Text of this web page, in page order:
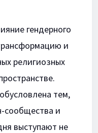
гендерного
и
религиозных
тем,
сообщества и
выступают не